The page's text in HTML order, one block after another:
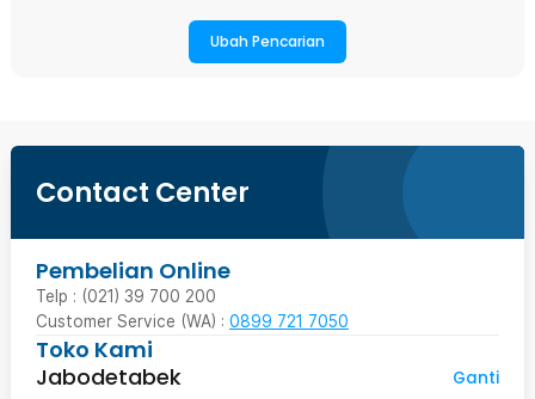
Ubah Pencarian
Contact Center
Pembelian Online
Telp : (021) 39 700 200
Customer Service (WA) : 0899 721 7050
Toko Kami
Jabodetabek
Ganti